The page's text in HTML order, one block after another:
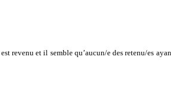
revenu et il semble qu’aucun/e des retenu/es